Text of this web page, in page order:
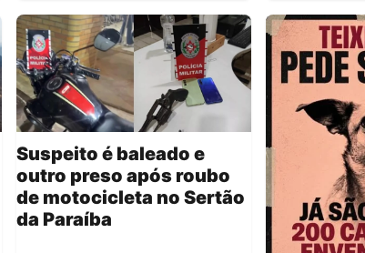
Suspeito é baleado e
outro preso após roubo
de motocicleta no Sertão
da Paraíba